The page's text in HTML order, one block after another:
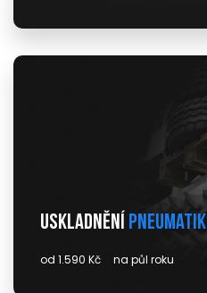
Uskladnění pneumatik
od 1.590 Kč na půl roku